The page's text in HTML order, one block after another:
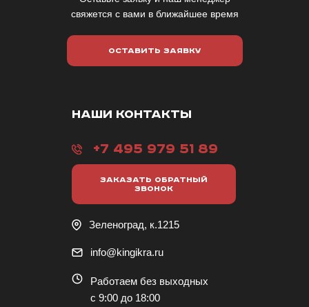
свяжется с вами в ближайшее время
ОСТАВИТЬ ЗАЯВКУ
НАШИ КОНТАКТЫ
+7 495 979 51 89
ЗАКАЗАТЬ ОБРАТНЫЙ
ЗВОНОК
Зеленоград, к.1215
info@kingikra.ru
Работаем без выходных
с 9:00 до 18:00